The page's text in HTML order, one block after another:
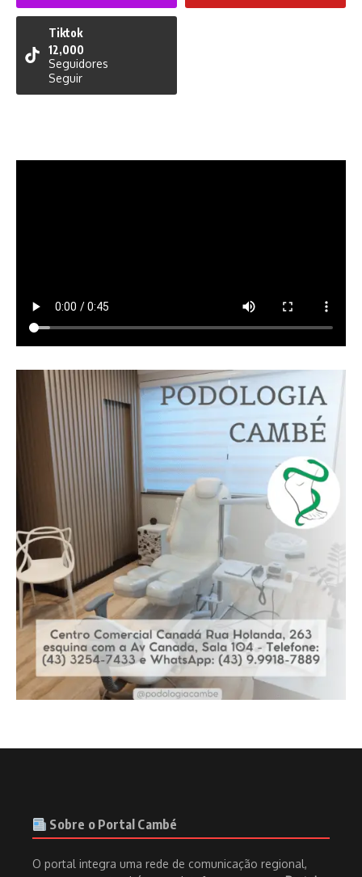
Tiktok
12,000
Seguidores
Seguir
Sobre o Portal Cambé
O portal integra uma rede de comunicação regional,